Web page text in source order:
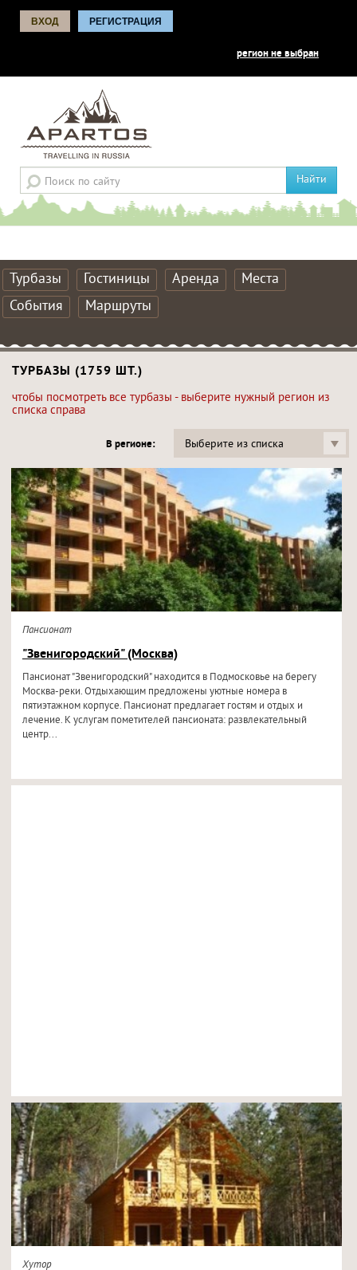
ВХОД РЕГИСТРАЦИЯ
регион не выбран
Найти
Турбазы Гостиницы Аренда
Места
События
Маршруты
ТУРБАЗЫ (1759 ШТ.)
чтобы посмотреть все турбазы - выберите нужный регион из
списка справа
В регионе: Выберите из списка
Пансионат
"Звенигородский" (Москва)
Пансионат "Звенигородский" находится в Подмосковье на берегу
Москва-реки. Отдыхающим предложены уютные номера в
пятиэтажном корпусе. Пансионат предлагает гостям и отдых и
лечение. К услугам пометителей пансионата: развлекательный
центр...
Хутор